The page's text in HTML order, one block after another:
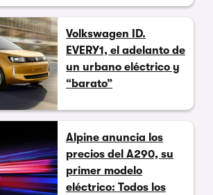
Volkswagen ID.
EVERY1, el adelanto de
un urbano eléctrico y
“barato”
Alpine anuncia los
precios del A290, su
primer modelo
eléctrico: Todos los